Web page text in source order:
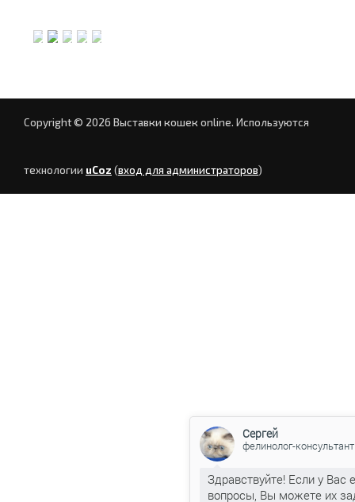
Copyright © 2026 Выставки кошек online. Используются
технологии uCoz (вход для администраторов)
Сергей
фелинолог-консультант
Здравствуйте! Если у Вас
вопросы, Вы можете их